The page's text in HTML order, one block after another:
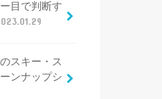
目で判断す
スキー・ス
ンナップシ